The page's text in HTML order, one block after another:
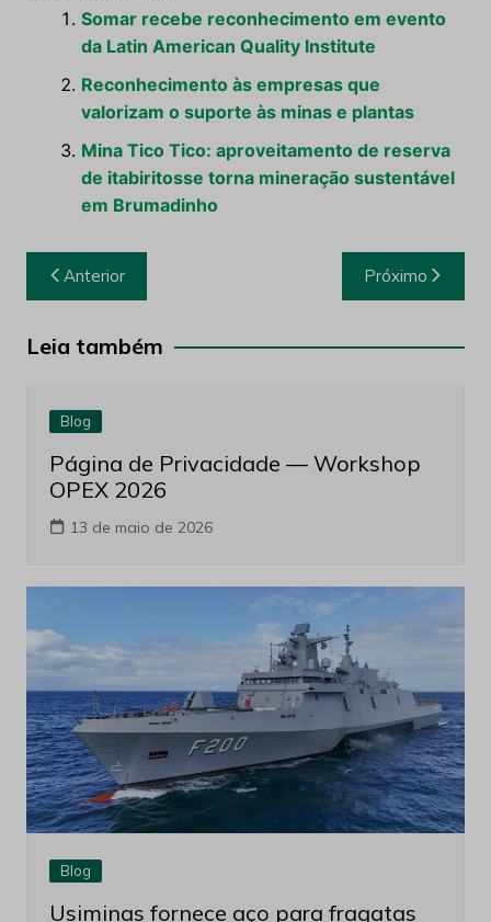
Somar recebe reconhecimento em evento
da Latin American Quality Institute
Reconhecimento às empresas que
valorizam o suporte às minas e plantas
Mina Tico Tico: aproveitamento de reserva
de itabiritosse torna mineração sustentável
em Brumadinho
Navegação
de
Post
Anterior Próximo
Leia também
Blog
Página de Privacidade — Workshop
OPEX 2026
13 de maio de 2026
Blog
Usiminas fornece aço para fragatas